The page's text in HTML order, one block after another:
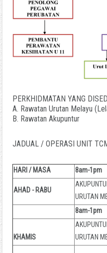
PERKHIDMATAN YANG
A. Rawatan Urutan Melayu
B. Rawatan Akupuntur
JADUAL / OPERASI UNIT
HARI / MASA 8am-1pm
AHAD - RABU
URUTAN
8am-1pm
KHAMIS
URUTAN